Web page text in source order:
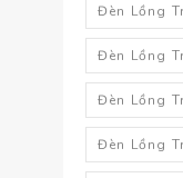
Đèn Lồng
Đèn Lồng
Đèn Lồng
Đèn Lồng